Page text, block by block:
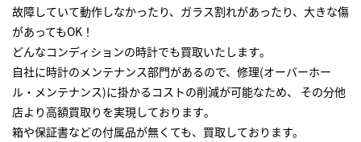
故障していて動作しなかったり、ガラス割れがあったり、大きな傷
があってもOK！
どんなコンディションの時計でも買取いたします｡
自社に時計のメンテナンス部門があるので、修理(オーバーホー
ル・メンテナンス)に掛かるコストの削減が可能なため、 その分他
店より高額買取りを実現しております｡
箱や保証書などの付属品が無くても、買取しております。